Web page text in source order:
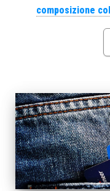
composizione